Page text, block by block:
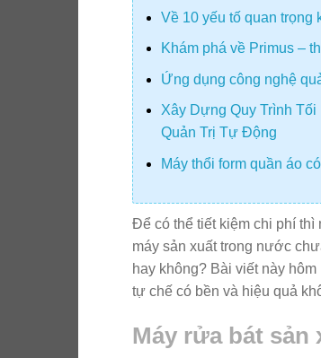
Về 10 yếu tố quan trọng
Khám phá về Primus –
Ứng dụng công nghệ
Xây Dựng Quy Trình
Quản Trị Tự Động
Máy thổi form quần áo
Để có thể tiết kiệm chi phí
máy sản xuất trong nước
hay không? Bài viết này
tự chế có bền và hiệu quả
Máy rửa bát sản